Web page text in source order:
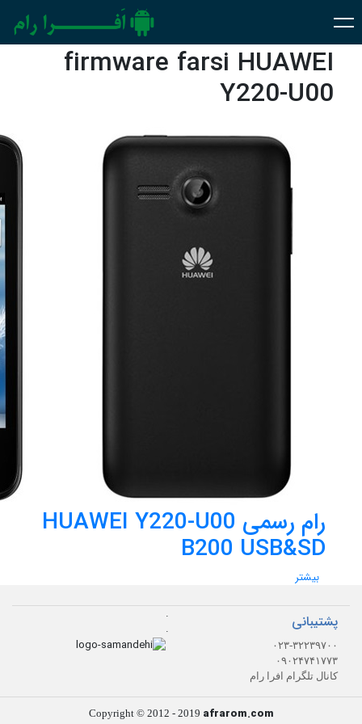
firmware farsi HUAWEI
Y220-U00
رام رسمی HUAWEI Y220-U00
B200 USB&SD
بیشتر
پشتیبانی
۰۲۳-۳۲۲۳۹۷۰۰
۰۹۰۲۴۷۴۱۷۷۳
کانال تلگرام افرا رام
.
.
Copyright © 2012 - 2019 afrarom.com